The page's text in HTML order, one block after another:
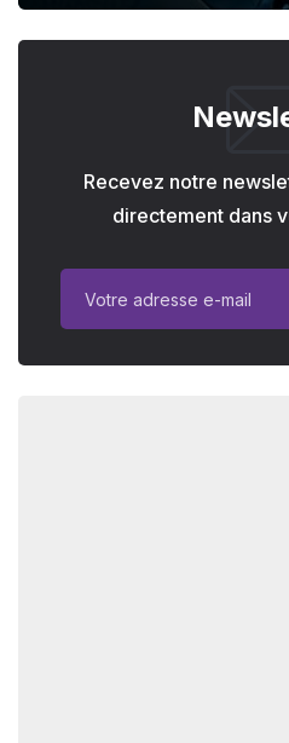
Recevez notre
directement dans